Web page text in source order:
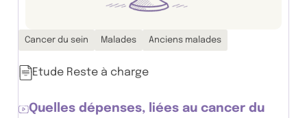
Thématiques associées :
Cancer du sein Malades Anciens malades
Etude Reste à charge
Quelles dépenses, liées au cancer du